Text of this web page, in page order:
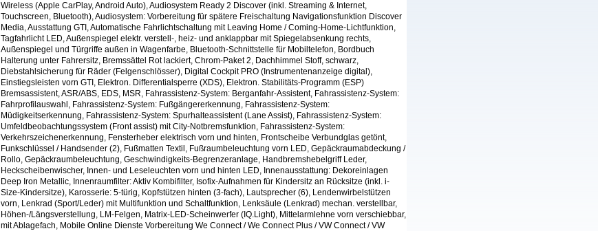
Wireless (Apple CarPlay, Android Auto), Audiosystem Ready 2 Discover (inkl. Streaming & Internet,
Touchscreen, Bluetooth), Audiosystem: Vorbereitung für spätere Freischaltung Navigationsfunktion Discover
Media, Ausstattung GTI, Automatische Fahrlichtschaltung mit Leaving Home / Coming-Home-Lichtfunktion,
Tagfahrlicht LED, Außenspiegel elektr. verstell-, heiz- und anklappbar mit Spiegelabsenkung rechts,
Außenspiegel und Türgriffe außen in Wagenfarbe, Bluetooth-Schnittstelle für Mobiltelefon, Bordbuch
Halterung unter Fahrersitz, Bremssättel Rot lackiert, Chrom-Paket 2, Dachhimmel Stoff, schwarz,
Diebstahlsicherung für Räder (Felgenschlösser), Digital Cockpit PRO (Instrumentenanzeige digital),
Einstiegsleisten vorn GTI, Elektron. Differentialsperre (XDS), Elektron. Stabilitäts-Programm (ESP)
Bremsassistent, ASR/ABS, EDS, MSR, Fahrassistenz-System: Berganfahr-Assistent, Fahrassistenz-System:
Fahrprofilauswahl, Fahrassistenz-System: Fußgängererkennung, Fahrassistenz-System:
Müdigkeitserkennung, Fahrassistenz-System: Spurhalteassistent (Lane Assist), Fahrassistenz-System:
Umfeldbeobachtungssystem (Front assist) mit City-Notbremsfunktion, Fahrassistenz-System:
Verkehrszeichenerkennung, Fensterheber elektrisch vorn und hinten, Frontscheibe Verbundglas getönt,
Funkschlüssel / Handsender (2), Fußmatten Textil, Fußraumbeleuchtung vorn LED, Gepäckraumabdeckung /
Rollo, Gepäckraumbeleuchtung, Geschwindigkeits-Begrenzeranlage, Handbremshebelgriff Leder,
Heckscheibenwischer, Innen- und Leseleuchten vorn und hinten LED, Innenausstattung: Dekoreinlagen
Deep Iron Metallic, Innenraumfilter: Aktiv Kombifilter, Isofix-Aufnahmen für Kindersitz an Rücksitze (inkl. i-
Size-Kindersitze), Karosserie: 5-türig, Kopfstützen hinten (3-fach), Lautsprecher (6), Lendenwirbelstützen
vorn, Lenkrad (Sport/Leder) mit Multifunktion und Schaltfunktion, Lenksäule (Lenkrad) mechan. verstellbar,
Höhen-/Längsverstellung, LM-Felgen, Matrix-LED-Scheinwerfer (IQ.Light), Mittelarmlehne vorn verschiebbar,
mit Ablagefach, Mobile Online Dienste Vorbereitung We Connect / We Connect Plus / VW Connect / VW